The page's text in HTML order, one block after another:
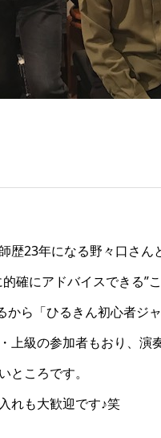
歴23年になる野々口さ
確にアドバイスできる”
から「ひるきん初心者ジ
上級の参加者もおり、演
ところです。
れも大歓迎です♪笑